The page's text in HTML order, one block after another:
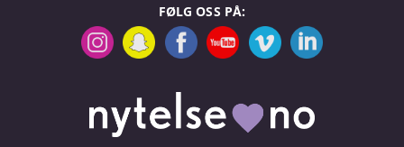
FØLG OSS PÅ: